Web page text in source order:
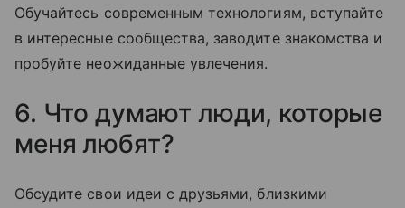
Обучайтесь современным технологиям, вступайте
в интересные сообщества, заводите знакомства и
пробуйте неожиданные увлечения.
6. Что думают люди, которые
меня любят?
Обсудите свои идеи с друзьями, близкими